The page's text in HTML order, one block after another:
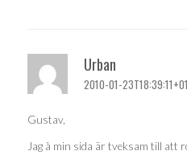
Urban
2010-01-
Gustav,
Jag å min sida är tveksam till att